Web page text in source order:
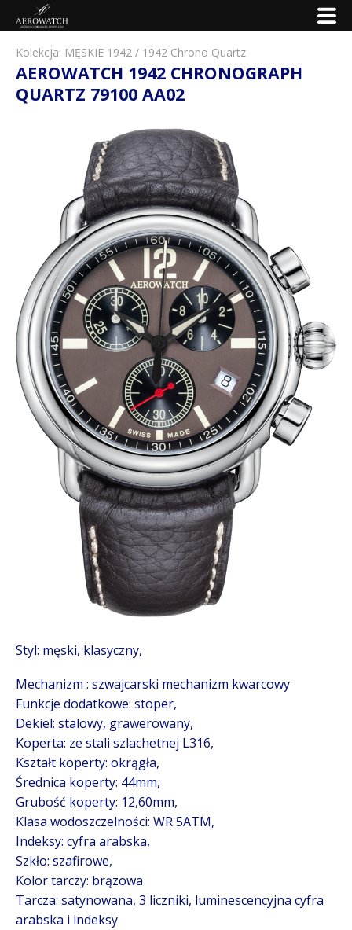
Kolekcja: MĘSKIE 1942 / 1942 Chrono Quartz
AEROWATCH 1942 CHRONOGRAPH
QUARTZ 79100 AA02
Styl: męski, klasyczny,
Mechanizm : szwajcarski mechanizm kwarcowy
Funkcje dodatkowe: stoper,
Dekiel: stalowy, grawerowany,
Koperta: ze stali szlachetnej L316,
Kształt koperty: okrągła,
Średnica koperty: 44mm,
Grubość koperty: 12,60mm,
Klasa wodoszczelności: WR 5ATM,
Indeksy: cyfra arabska,
Szkło: szafirowe,
Kolor tarczy: brązowa
Tarcza: satynowana, 3 liczniki, luminescencyjna cyfra
arabska i indeksy